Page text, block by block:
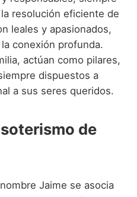
resolución eficiente de
leales y apasionados,
conexión profunda.
actúan como pilares,
dispuestos a
a sus seres queridos.
de
Jaime se asocia